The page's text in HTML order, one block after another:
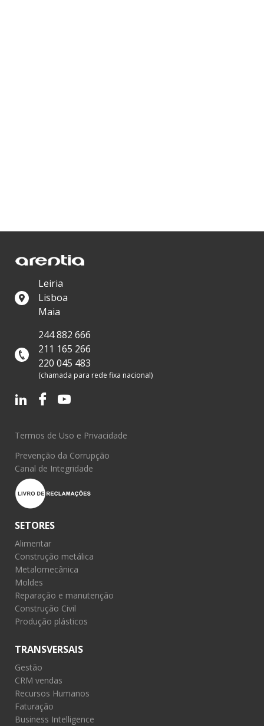
Leiria
Lisboa
Maia
244 882 666
211 165 266
220 045 483
(chamada para rede fixa nacional)
Termos de Uso e Privacidade
Prevenção da Corrupção
Canal de Integridade
SETORES
Alimentar
Construção metálica
Metalomecânica
Moldes
Reparação e manutenção
Construção Civil
Produção plásticos
TRANSVERSAIS
Gestão
CRM vendas
Recursos Humanos
Faturação
Business Intelligence